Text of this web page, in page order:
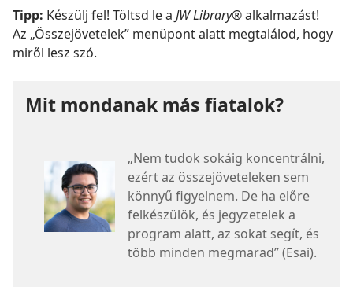
Tipp: Készülj fel! Töltsd le a JW Library®alkalmazást!
Az „Összejövetelek” menüpont alatt megtalálod, hogy
miről lesz szó.
Mit mondanak más fiatalok?
„Nem tudok sokáig koncentrálni,
ezért az összejöveteleken sem
könnyű figyelnem. De ha előre
felkészülök, és jegyzetelek a
program alatt, az sokat segít, és
több minden megmarad” (Esai).